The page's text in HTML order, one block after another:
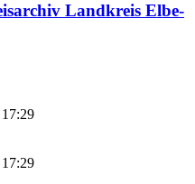
Landkreis Elbe-